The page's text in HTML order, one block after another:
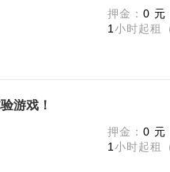
押金： 0 元
1 小时起租
游戏！
押金： 0 元
1 小时起租